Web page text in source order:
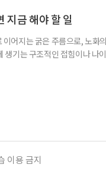
관리 업무를 맡게 된다. 이번
지금 해야 할 일
어지는 굵은 주름으로, 노화
생기는 구조적인 접힘이나 나
이용 금지